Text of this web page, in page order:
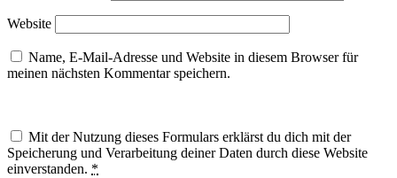
Website
Name, E-Mail-Adresse und Website in diesem Browser für
meinen nächsten Kommentar speichern.
Mit der Nutzung dieses Formulars erklärst du dich mit der
Speicherung und Verarbeitung deiner Daten durch diese Website
einverstanden. *